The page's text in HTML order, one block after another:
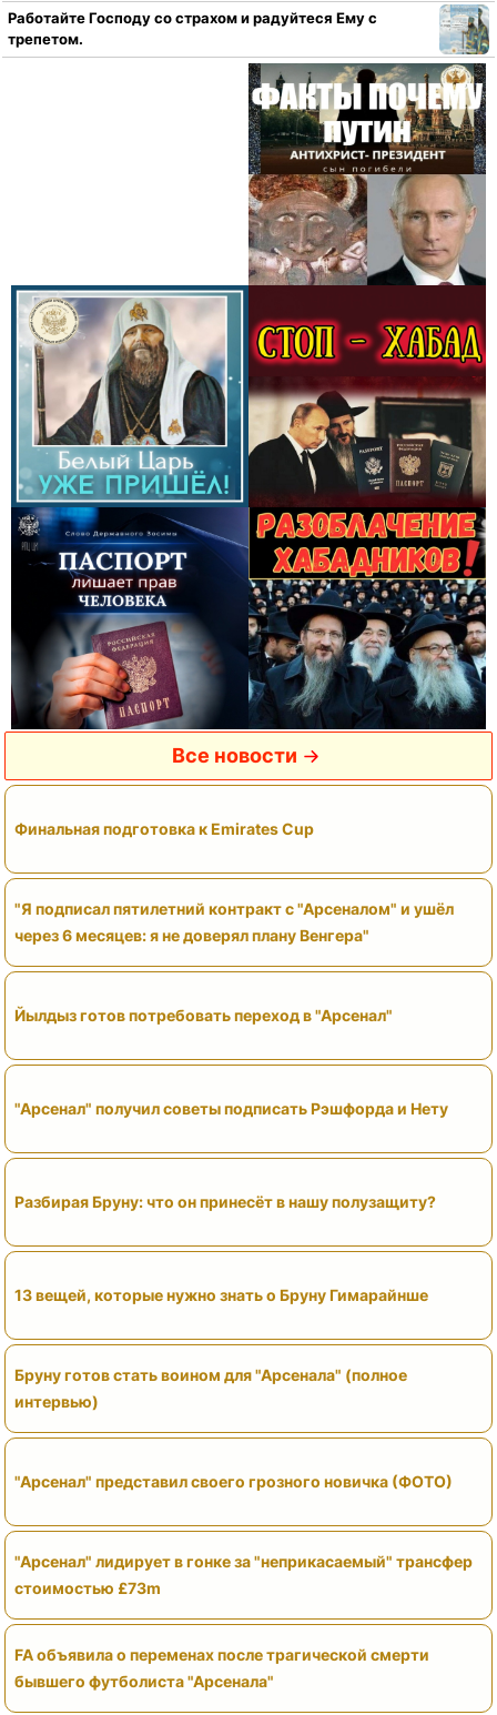
Работайте Господу со страхом и радуйтеся Ему с
трепетом.
Все новости
Финальная подготовка к Emirates Cup
"Я подписал пятилетний контракт с "Арсеналом" и ушёл
через 6 месяцев: я не доверял плану Венгера"
Йылдыз готов потребовать переход в "Арсенал"
"Арсенал" получил советы подписать Рэшфорда и Нету
Разбирая Бруну: что он принесёт в нашу полузащиту?
13 вещей, которые нужно знать о Бруну Гимарайнше
Бруну готов стать воином для "Арсенала" (полное
интервью)
"Арсенал" представил своего грозного новичка (ФОТО)
"Арсенал" лидирует в гонке за "неприкасаемый" трансфер
стоимостью £73m
FA объявила о переменах после трагической смерти
бывшего футболиста "Арсенала"